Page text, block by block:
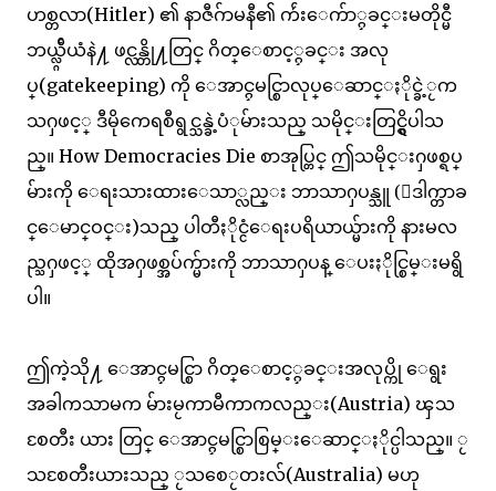
ဟစ္တလာ(Hitler) ၏ နာဇီဂ်ာမနီ၏ က်ဴးေက်ာ္ႁခင္းမတိုင္မီ
ဘယ္လ္ဂ်ီယံနဲ႔ ဖင္လန္တို႔တြင္ ဂိတ္ေစာင့္ႁခင္း အလု
ပ္(gatekeeping) ကို ေအာင္ႁမင္စြာလုပ္ေဆာင္ႏိုင္ခဲ့ႂက
သႁဖင့္ ဒီမိုကေရစီရွင္သန္ခဲ့ပံုမ်ားသည္ သမိုင္းတြင္ရွိပါသ
ည္။ How Democracies Die စာအုပ္တြင္ ဤသမိုင္းႁဖစ္ရပ္
မ်ားကို ေရးသားထားေသာ္လည္း ဘာသာႁပန္သူ (ေဒါက္တာခ
င္ေမာင္ဝင္း)သည္ ပါတီႏိုင္ငံေရးပရိယာယ္မ်ားကို နားမလ
ည္သႁဖင့္ ထိုအႁဖစ္အပ်က္မ်ားကို ဘာသာႁပန္ ေပးႏိုင္စြမ္းမရွိ
ပါ။
ဤကဲ့သို႔ ေအာင္ႁမင္စြာ ဂိတ္ေစာင့္ႁခင္းအလုပ္ကို ေရွး
အခါကသာမက မ်ားမႂကာမီကာကလည္း(Austria) ၾသ
စႄတီး ယား တြင္ ေအာင္ႁမင္စြာစြမ္းေဆာင္ႏိုင္ပါသည္။ ႂ
သစႄတီးယားသည္ ႂသစေႂတးလ်(Australia) မဟု